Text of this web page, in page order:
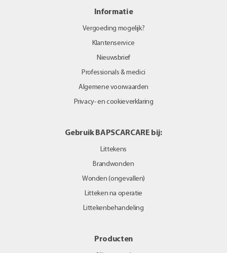
Informatie
Vergoeding mogelijk?
Klantenservice
Nieuwsbrief
Professionals & medici
Algemene voorwaarden
Privacy- en cookieverklaring
Gebruik BAPSCARCARE bij:
Littekens
Brandwonden
Wonden (ongevallen)
Litteken na operatie
Littekenbehandeling
Producten